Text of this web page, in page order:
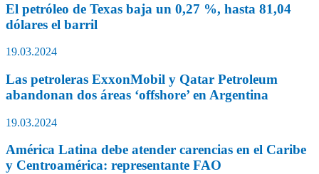
El petróleo de Texas baja un 0,27 %, hasta 81,04
dólares el barril
19.03.2024
Las petroleras ExxonMobil y Qatar Petroleum
abandonan dos áreas ‘offshore’ en Argentina
19.03.2024
América Latina debe atender carencias en el Caribe
y Centroamérica: representante FAO